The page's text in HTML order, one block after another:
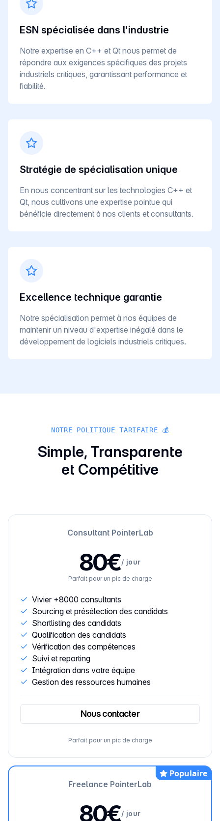
ESN spécialisée dans l'industrie
Notre expertise en C++ et Qt nous permet de
répondre aux exigences spécifiques des projets
industriels critiques, garantissant performance et
fiabilité.
Stratégie de spécialisation unique
En nous concentrant sur les technologies C++ et
Qt, nous cultivons une expertise pointue qui
bénéficie directement à nos clients et consultants.
Excellence technique garantie
Notre spécialisation permet à nos équipes de
maintenir un niveau d'expertise inégalé dans le
développement de logiciels industriels critiques.
NOTRE POLITIQUE TARIFAIRE 💰
Simple, Transparente
et Compétitive
Consultant PointerLab
80€/ jour
Parfait pour un pic de charge
Vivier +8000 consultants
Sourcing et présélection des candidats
Shortlisting des candidats
Qualification des candidats
Vérification des compétences
Suivi et reporting
Intégration dans votre équipe
Gestion des ressources humaines
Nous contacter
Parfait pour un pic de charge
Populaire
Freelance PointerLab
80€/ jour